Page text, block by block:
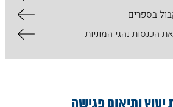
בספרים
הכנסות נהגי המוניות